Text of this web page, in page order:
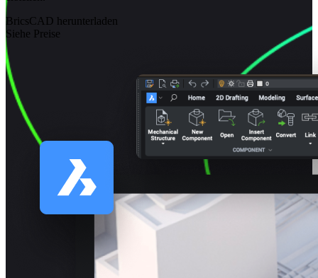
BricsCAD herunterladen
Siehe Preise